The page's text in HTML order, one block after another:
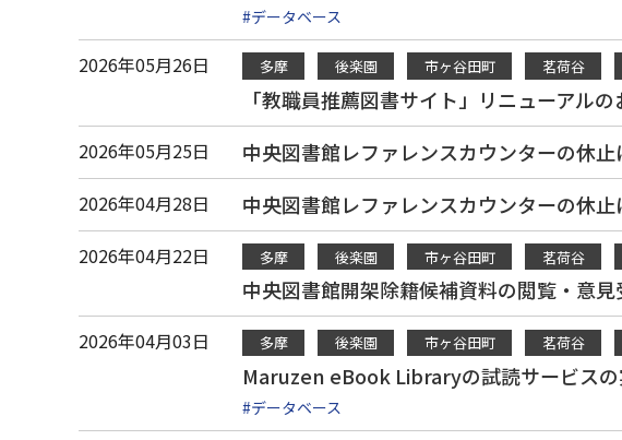
#データベース
2026年05月26日 多摩 後楽園 市ヶ谷田町 茗荷谷
「教職員推薦図書サイト」リニューアル
2026年05月25日 中央図書館レファレンスカウンターの休止
2026年04月28日 中央図書館レファレンスカウンターの休止
2026年04月22日 多摩 後楽園 市ヶ谷田町 茗荷谷
中央図書館開架除籍候補資料の閲覧・意見
2026年04月03日 多摩 後楽園 市ヶ谷田町 茗荷谷
Maruzen eBook Libraryの試読サービスの
#データベース